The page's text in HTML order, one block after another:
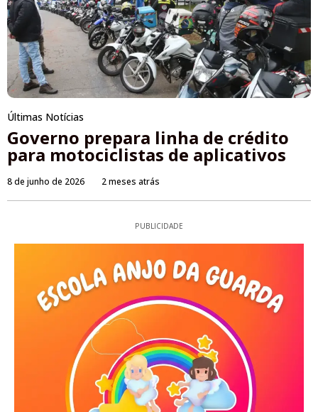
Últimas Notícias
Governo prepara linha de crédito
para motociclistas de aplicativos
8 de junho de 2026 2 meses atrás
PUBLICIDADE